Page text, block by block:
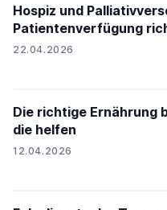
Hospiz und
Patientenverfügung
22.04.2026
Die richtige Ernährung
die helfen
12.04.2026